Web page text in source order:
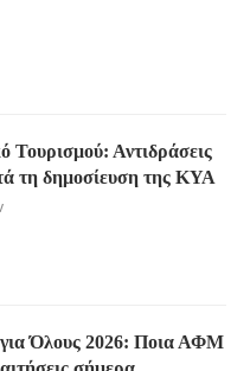
Τουρισμού: Αντιδράσεις
τη δημοσίευση της ΚΥΑ
για Όλους 2026: Ποια ΑΦΜ